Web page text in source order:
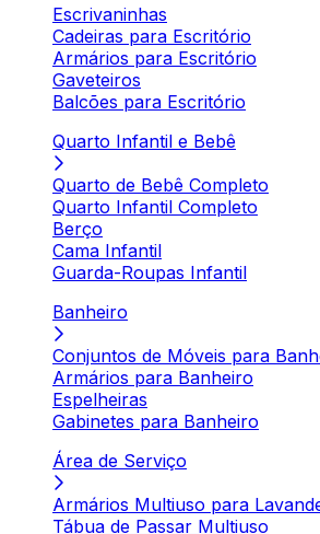
Escrivaninhas
Cadeiras para Escritório
Armários para Escritório
Gaveteiros
Balcões para Escritório
Quarto Infantil e Bebê
Quarto de Bebê Completo
Quarto Infantil Completo
Berço
Cama Infantil
Guarda-Roupas Infantil
Banheiro
Conjuntos de Móveis para
Armários para Banheiro
Espelheiras
Gabinetes para Banheiro
Área de Serviço
Armários Multiuso para
Tábua de Passar Multiuso